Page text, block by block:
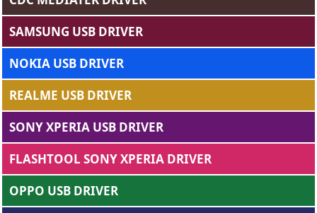
SAMSUNG USB DRIVER
NOKIA USB DRIVER
REALME USB DRIVER
SONY XPERIA USB DRIVER
FLASHTOOL SONY XPERIA DRIVER
OPPO USB DRIVER